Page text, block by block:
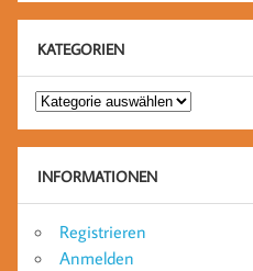
KATEGORIEN
Kategorien
INFORMATIONEN
Registrieren
Anmelden